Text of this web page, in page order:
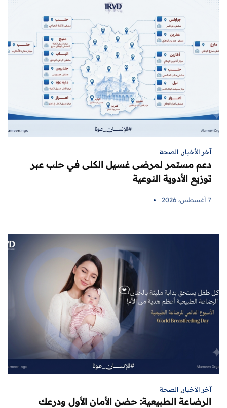
آخر الأخبار, الصحة
دعم مستمر لمرضى غسيل الكلى في حلب عبر
توزيع الأدوية النوعية
7 أغسطس، 2026
آخر الأخبار, الصحة
الرضاعة الطبيعية: حضن الأمان الأول ودرعك